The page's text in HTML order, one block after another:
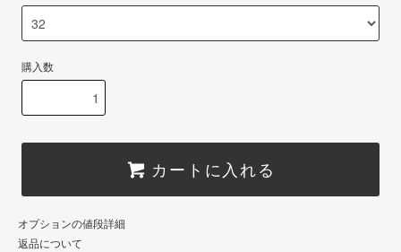
購入数
カートに入れる
オプションの値段詳細
返品について